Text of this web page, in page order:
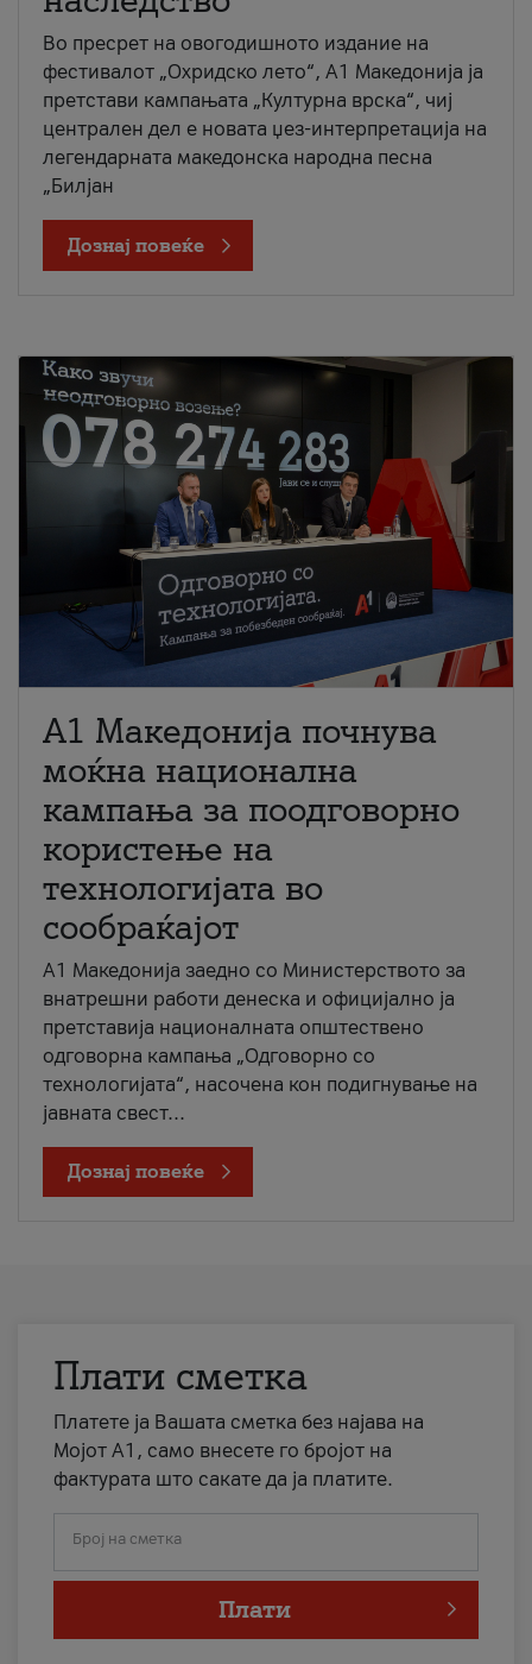
Во пресрет на овогодишното издание на
фестивалот „Охридско лето“, А1 Македонија ја
претстави кампањата „Културна врска“, чиј
централен дел е новата џез-интерпретација на
легендарната македонска народна песна
„Билјан
Дознај повеќе
A1 Македонија почнува
моќна национална
кампања за поодговорно
користење на
технологијата во
сообраќајот
A1 Македонија заедно со Министерството за
внатрешни работи денеска и официјално ја
претставија националната општествено
одговорна кампања „Одговорно со
технологијата“, насочена кон подигнување на
јавната свест...
Дознај повеќе
Плати сметка
Платете ја Вашата сметка без најава на
Мојот А1, само внесете го бројот на
фактурата што сакате да ја платите.
Број на сметка
Плати